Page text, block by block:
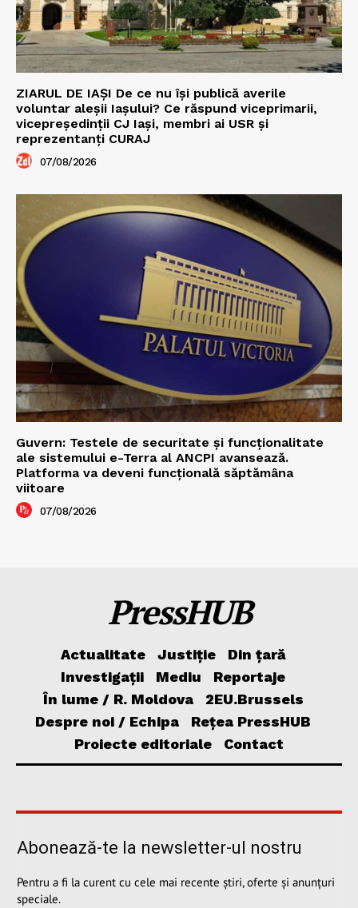
ZIARUL DE IAȘI De ce nu își publică averile
voluntar aleșii Iașului? Ce răspund viceprimarii,
vicepreședinții CJ Iași, membri ai USR și
reprezentanți CURAJ
07/08/2026
Guvern: Testele de securitate și funcționalitate
ale sistemului e-Terra al ANCPI avansează.
Platforma va deveni funcțională săptămâna
viitoare
07/08/2026
PressHUB
Actualitate Justiție
Din țară
Investigații
Mediu
Reportaje
În lume / R. Moldova
2EU.Brussels
Despre noi / Echipa
Rețea PressHUB
Proiecte editoriale
Contact
Abonează-te la newsletter-ul nostru
Pentru a fi la curent cu cele mai recente știri, oferte și anunțuri
speciale.